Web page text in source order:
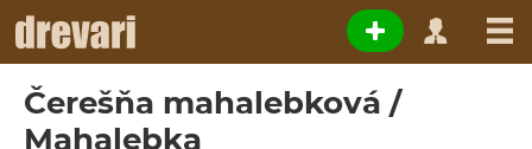
Čerešňa mahalebková /
Mahalebka